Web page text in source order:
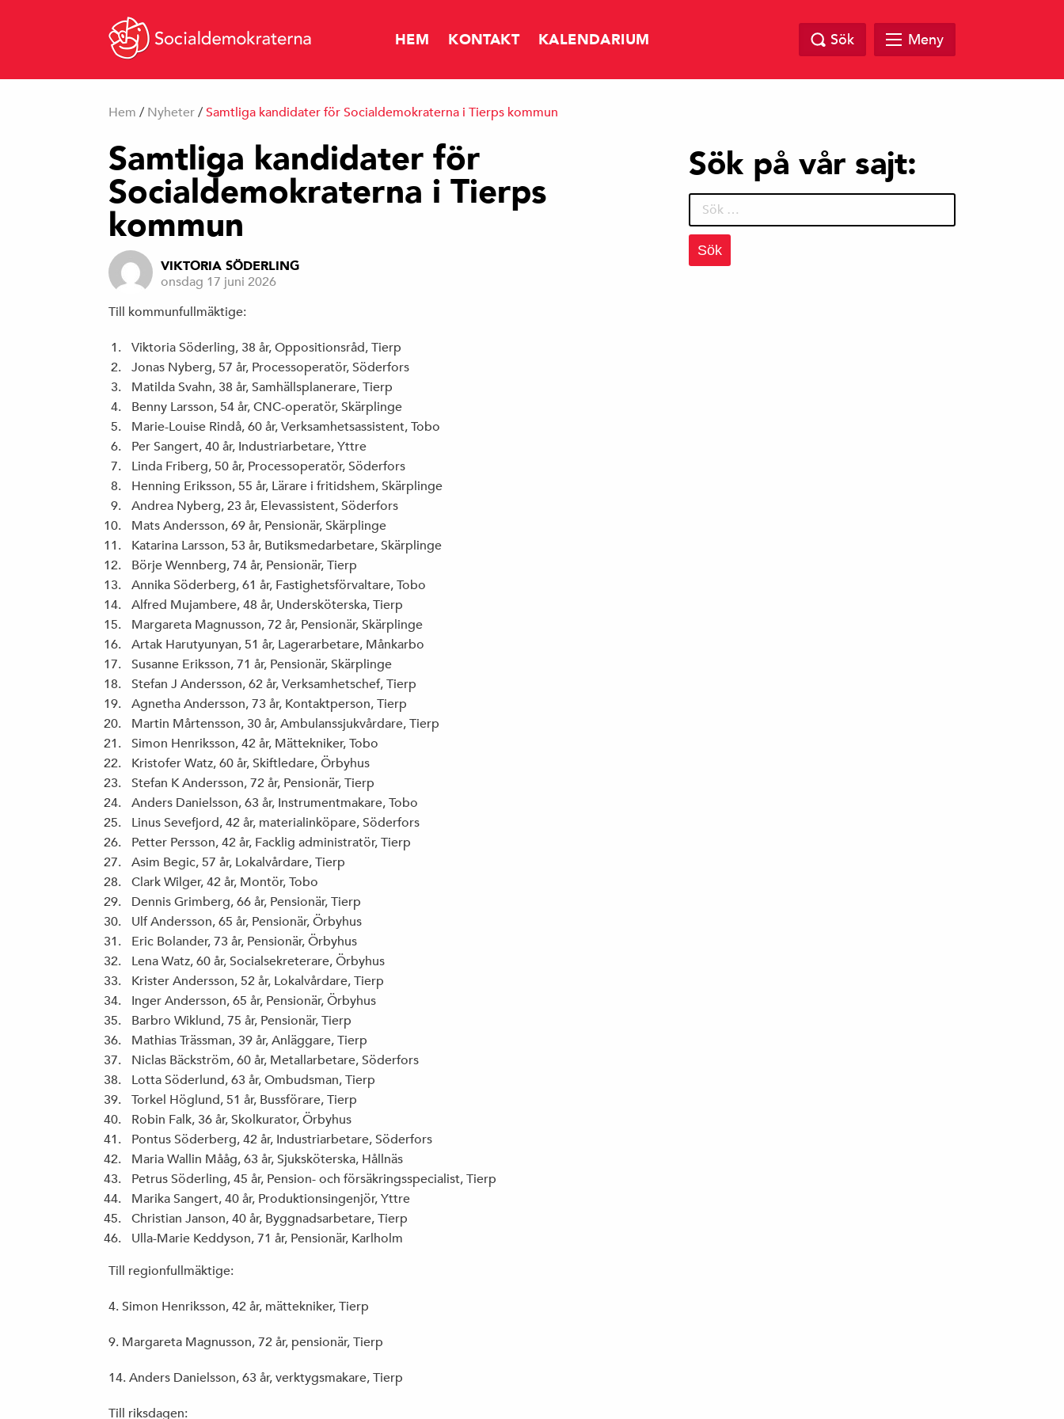
HEM KONTAKT KALENDARIUM
NYHETER
FÅR DET KOSTA SÅ MYCKET ATT SPARA?
VREDENS GLOBALISERING
ALLT FLER TROLLARMÉER PÅ DET NYA
HUR BETER NI ER MOT PERSONALEN
EGENTLIGEN?
KRÖNIKA I CORREN: ”RALJANS ÄR DEN
JOHAN EHRENBERG, ETC: ”DITT NYA
VALMANIFEST
Sök Meny
Hem / Nyheter / Samtliga kandidater för Socialdemokraterna i Tierps kommun
Samtliga kandidater för
Socialdemokraterna i Tierps
kommun
VIKTORIA SÖDERLING
onsdag 17 juni 2026
Till kommunfullmäktige:
Viktoria Söderling, 38 år, Oppositionsråd, Tierp
Jonas Nyberg, 57 år, Processoperatör, Söderfors
Matilda Svahn, 38 år, Samhällsplanerare, Tierp
Benny Larsson, 54 år, CNC-operatör, Skärplinge
Marie-Louise Rindå, 60 år, Verksamhetsassistent, Tobo
Per Sangert, 40 år, Industriarbetare, Yttre
Linda Friberg, 50 år, Processoperatör, Söderfors
Henning Eriksson, 55 år, Lärare i fritidshem, Skärplinge
Andrea Nyberg, 23 år, Elevassistent, Söderfors
Mats Andersson, 69 år, Pensionär, Skärplinge
Katarina Larsson, 53 år, Butiksmedarbetare, Skärplinge
Börje Wennberg, 74 år, Pensionär, Tierp
Annika Söderberg, 61 år, Fastighetsförvaltare, Tobo
Alfred Mujambere, 48 år, Undersköterska, Tierp
Margareta Magnusson, 72 år, Pensionär, Skärplinge
Artak Harutyunyan, 51 år, Lagerarbetare, Månkarbo
Susanne Eriksson, 71 år, Pensionär, Skärplinge
Stefan J Andersson, 62 år, Verksamhetschef, Tierp
Agnetha Andersson, 73 år, Kontaktperson, Tierp
Martin Mårtensson, 30 år, Ambulanssjukvårdare, Tierp
Simon Henriksson, 42 år, Mättekniker, Tobo
Kristofer Watz, 60 år, Skiftledare, Örbyhus
Stefan K Andersson, 72 år, Pensionär, Tierp
Anders Danielsson, 63 år, Instrumentmakare, Tobo
Linus Sevefjord, 42 år, materialinköpare, Söderfors
Petter Persson, 42 år, Facklig administratör, Tierp
Asim Begic, 57 år, Lokalvårdare, Tierp
Clark Wilger, 42 år, Montör, Tobo
Dennis Grimberg, 66 år, Pensionär, Tierp
Ulf Andersson, 65 år, Pensionär, Örbyhus
Eric Bolander, 73 år, Pensionär, Örbyhus
Lena Watz, 60 år, Socialsekreterare, Örbyhus
Krister Andersson, 52 år, Lokalvårdare, Tierp
Inger Andersson, 65 år, Pensionär, Örbyhus
Barbro Wiklund, 75 år, Pensionär, Tierp
Mathias Trässman, 39 år, Anläggare, Tierp
Niclas Bäckström, 60 år, Metallarbetare, Söderfors
Lotta Söderlund, 63 år, Ombudsman, Tierp
Torkel Höglund, 51 år, Bussförare, Tierp
Robin Falk, 36 år, Skolkurator, Örbyhus
Pontus Söderberg, 42 år, Industriarbetare, Söderfors
Maria Wallin Mååg, 63 år, Sjuksköterska, Hållnäs
Petrus Söderling, 45 år, Pension- och försäkringsspecialist, Tierp
Marika Sangert, 40 år, Produktionsingenjör, Yttre
Christian Janson, 40 år, Byggnadsarbetare, Tierp
Ulla-Marie Keddyson, 71 år, Pensionär, Karlholm
Till regionfullmäktige:
4. Simon Henriksson, 42 år, mättekniker, Tierp
9. Margareta Magnusson, 72 år, pensionär, Tierp
14. Anders Danielsson, 63 år, verktygsmakare, Tierp
Till riksdagen:
Sök på vår sajt:
Sök
efter: